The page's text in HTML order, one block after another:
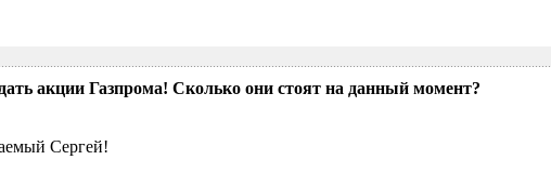
акции Газпрома! Сколько они стоят на данный момент?
Сергей!